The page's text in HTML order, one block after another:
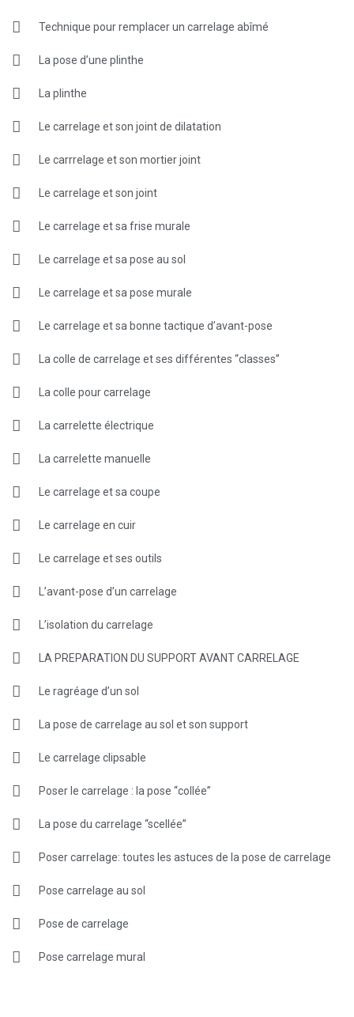
Technique pour remplacer un carrelage abîmé
La pose d’une plinthe
La plinthe
Le carrelage et son joint de dilatation
Le carrrelage et son mortier joint
Le carrelage et son joint
Le carrelage et sa frise murale
Le carrelage et sa pose au sol
Le carrelage et sa pose murale
Le carrelage et sa bonne tactique d’avant-pose
La colle de carrelage et ses différentes “classes”
La colle pour carrelage
La carrelette électrique
La carrelette manuelle
Le carrelage et sa coupe
Le carrelage en cuir
Le carrelage et ses outils
L’avant-pose d’un carrelage
L’isolation du carrelage
LA PREPARATION DU SUPPORT AVANT CARRELAGE
Le ragréage d’un sol
La pose de carrelage au sol et son support
Le carrelage clipsable
Poser le carrelage : la pose “collée”
La pose du carrelage “scellée”
Poser carrelage: toutes les astuces de la pose de carrelage
Pose carrelage au sol
Pose de carrelage
Pose carrelage mural